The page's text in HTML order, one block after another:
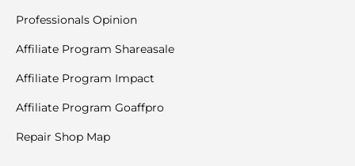
Professionals Opinion
Affiliate Program Shareasale
Affiliate Program Impact
Affiliate Program Goaffpro
Repair Shop Map